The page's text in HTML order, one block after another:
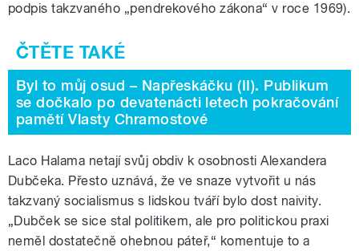
podpis takzvaného „pendrekového zákona“ v roce 1969).
Byl to můj osud – Napřeskáčku (II). Publikum
se dočkalo po devatenácti letech pokračování
pamětí Vlasty Chramostové
Laco Halama netají svůj obdiv k osobnosti Alexandera
Dubčeka. Přesto uznává, že ve snaze vytvořit u nás
takzvaný socialismus s lidskou tváří bylo dost naivity.
„Dubček se sice stal politikem, ale pro politickou praxi
neměl dostatečně ohebnou páteř,“ komentuje to a